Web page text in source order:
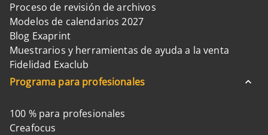
Proceso de revisión de archivos
Modelos de calendarios 2027
Blog Exaprint
Muestrarios y herramientas de ayuda a la venta
Fidelidad Exaclub
Programa para profesionales
100 % para profesionales
Creafocus